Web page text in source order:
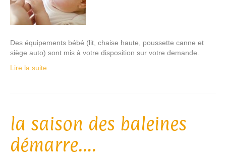
Des équipements bébé (lit, chaise haute, poussette canne et
siège auto) sont mis à votre disposition sur votre demande.
Lire la suite
la saison des baleines
démarre….